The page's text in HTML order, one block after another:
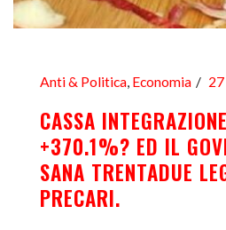
Anti & Politica, Economia
CASSA
+370.1%? ED IL
SANA TRENTADUE
PRECARI.